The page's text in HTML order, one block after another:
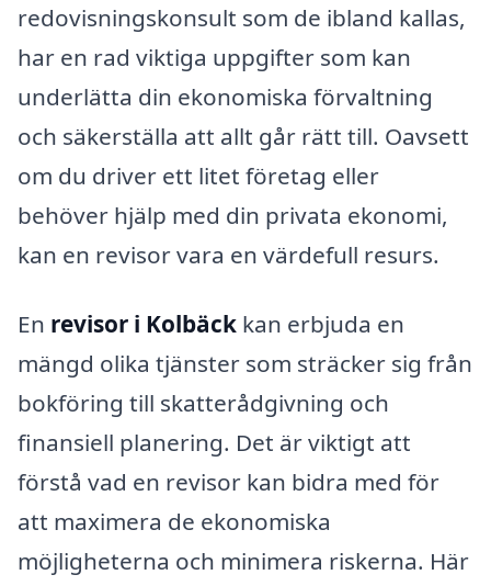
redovisningskonsult som de ibland kallas,
har en rad viktiga uppgifter som kan
underlätta din ekonomiska förvaltning
och säkerställa att allt går rätt till. Oavsett
om du driver ett litet företag eller
behöver hjälp med din privata ekonomi,
kan en revisor vara en värdefull resurs.
En revisor i Kolbäck kan erbjuda en
mängd olika tjänster som sträcker sig från
bokföring till skatterådgivning och
finansiell planering. Det är viktigt att
förstå vad en revisor kan bidra med för
att maximera de ekonomiska
möjligheterna och minimera riskerna. Här